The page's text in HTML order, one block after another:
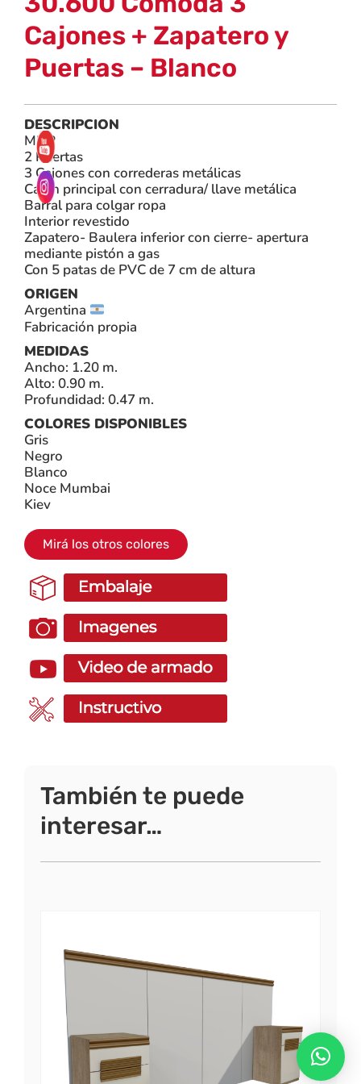
Cajones + Zapatero y
Puertas – Blanco
DESCRIPCION
MDP
2 Puertas
3 Cajones con correderas metálicas
Cajon principal con cerradura/ llave metálica
Barral para colgar ropa
Interior revestido
Zapatero- Baulera inferior con cierre- apertura
mediante pistón a gas
Con 5 patas de PVC de 7 cm de altura
ORIGEN
Argentina
Fabricación propia
MEDIDAS
Ancho: 1.20 m.
Alto: 0.90 m.
Profundidad: 0.47 m.
COLORES DISPONIBLES
Gris
Negro
Blanco
Noce Mumbai
Kiev
Mirá los otros colores
También te puede
interesar…